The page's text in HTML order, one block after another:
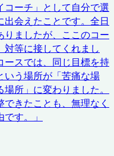
ーチ」として自分で選
会えたことです。全日
ましたが、ここのコー
等に接してくれまし
ースでは、同じ目標を持
いう場所が「苦痛な場
所」に変わりました。
きたことも、無理なく
す。
」